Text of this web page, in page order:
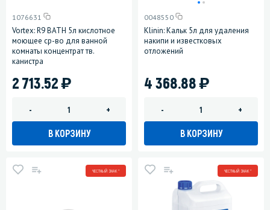
1076631
Vortex: R9 BATH 5л кислотное
моющее ср-во для ванной
комнаты концентрат тв.
канистра
2 713.52)
- +
В КОРЗИНУ
0048550
Klinin: Кальк 5л для удаления
накипи и известковых
отложений
4 368.88)
- +
В КОРЗИНУ
ЧЕСТНЫЙ ЗНАК * ЧЕСТНЫЙ ЗНАК *